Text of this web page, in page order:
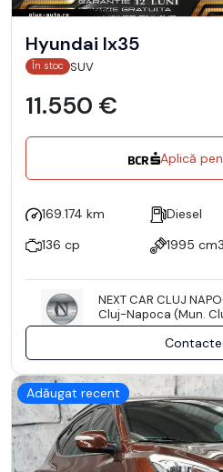
Hyundai Ix35
În stoc SUV
11.550 €
Aplică
169.174 km Diesel
136 cp
1995 cm3
NEXT CAR CLUJ
Cluj-Napoca (Mun.
Adăugat recent